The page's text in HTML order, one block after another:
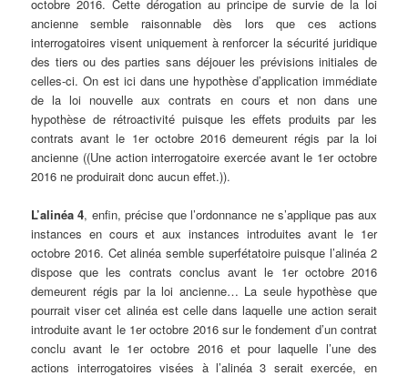
octobre 2016. Cette dérogation au principe de survie de la loi
ancienne semble raisonnable dès lors que ces actions
interrogatoires visent uniquement à renforcer la sécurité juridique
des tiers ou des parties sans déjouer les prévisions initiales de
celles-ci. On est ici dans une hypothèse d’application immédiate
de la loi nouvelle aux contrats en cours et non dans une
hypothèse de rétroactivité puisque les effets produits par les
contrats avant le 1er octobre 2016 demeurent régis par la loi
ancienne ((Une action interrogatoire exercée avant le 1er octobre
2016 ne produirait donc aucun effet.)).
L’alinéa 4, enfin, précise que l’ordonnance ne s’applique pas aux
instances en cours et aux instances introduites avant le 1er
octobre 2016. Cet alinéa semble superfétatoire puisque l’alinéa 2
dispose que les contrats conclus avant le 1er octobre 2016
demeurent régis par la loi ancienne… La seule hypothèse que
pourrait viser cet alinéa est celle dans laquelle une action serait
introduite avant le 1er octobre 2016 sur le fondement d’un contrat
conclu avant le 1er octobre 2016 et pour laquelle l’une des
actions interrogatoires visées à l’alinéa 3 serait exercée, en